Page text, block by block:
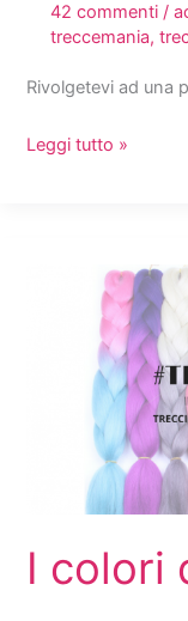
42 commenti /
treccemania,
Rivolgetevi ad una
Dove
extensions
Leggi tutto »
I colori